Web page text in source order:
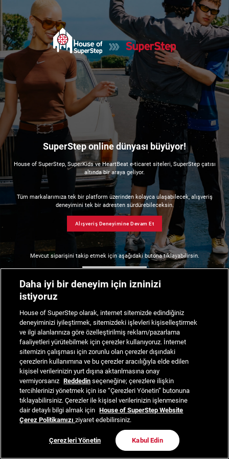
SuperStep online dünyası büyüyor!
House of SuperStep, SuperKids ve HeartBeat e-ticaret siteleri, SuperStep çatısı
altında bir araya geliyor.
Tüm markalarımıza tek bir platform üzerinden kolayca ulaşabilecek, alışveriş
deneyimini tek bir adresten sürdürebileceksin.
Alışveriş Deneyimine Devam Et
Mevcut siparişini takip etmek için aşağıdaki butona tıklayabilirsin.
Daha iyi bir deneyim için izninizi
istiyoruz
House of SuperStep olarak, internet sitemizde edindiğiniz
deneyiminizi iyileştirmek, sitemizdeki işlevleri kişiselleştirmek
ve ilgi alanlarınıza göre özelleştirilmiş reklam/pazarlama
faaliyetleri yürütebilmek için çerezler kullanıyoruz. İnternet
sitemizin çalışması için zorunlu olan çerezler dışındaki
çerezlerin kullanımına ve bu çerezler aracılığıyla elde edilen
kişisel verilerinizin yurt dışına aktarılmasına onay
vermiyorsanız Reddedin seçeneğine; çerezlere ilişkin
tercihlerinizi yönetmek için ise “Çerezleri Yönetin” butonuna
tıklayabilirsiniz. Çerezler ile kişisel verilerinizin işlenmesine
dair detaylı bilgi almak için House of SuperStep Website
Çerez Politikamızıziyaret edebilirsiniz.
Çerezleri Yönetin Kabul Edin